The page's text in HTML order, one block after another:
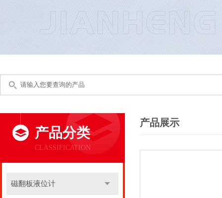
产品分类
CLASSIFICATION
磁翻板液位计
产品展示